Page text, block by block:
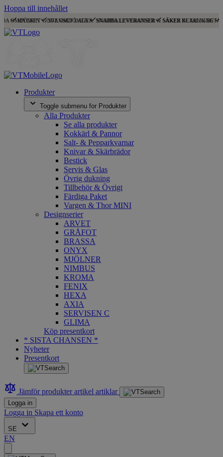
Hoppa till innehållet
OMDÖMEN SVENSKT LAGER: SNABBA LEVERANSER SÄKER KLARNA-
MYCKET GODA OMDÖMEN SNABBA LEVERANSER & SÄKER BETALNING
Produkter
Toggle submenu for Produkter
Alla Produkter
Se alla produkter
Kokkärl & Pannor
Salt- & Pepparkvarnar
Knivar & Skärbrädor
Bestick
Servis & Glas
Övrig dukning
Tillbehör & Övrigt
Färdiga Paket
Vargen & Thor MINI
Designserier
ARVET
GRÅFOT
BRASSA
ONYX
MJÖLNER
NIMBUS
KROMA
FENIX
HEXA
AXIA
SERVISEN C
GLIMA
Köp presentkort
* SISTA CHANSEN *
Nyheter
Presentkort
Jämför produkter artikel artiklar
Logga in
Logga in Skapa ett konto
SE
EN